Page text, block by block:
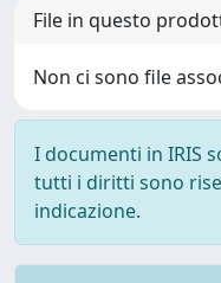
File in questo
Non ci sono file
I documenti in IRIS
tutti i diritti sono
indicazione.